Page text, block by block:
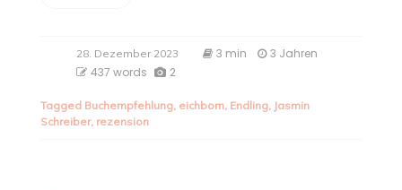
28. Dezember 2023 3 min
3 Jahren
437 words
2
Tagged Buchempfehlung, eichborn, Endling, Jasmin
Schreiber, rezension